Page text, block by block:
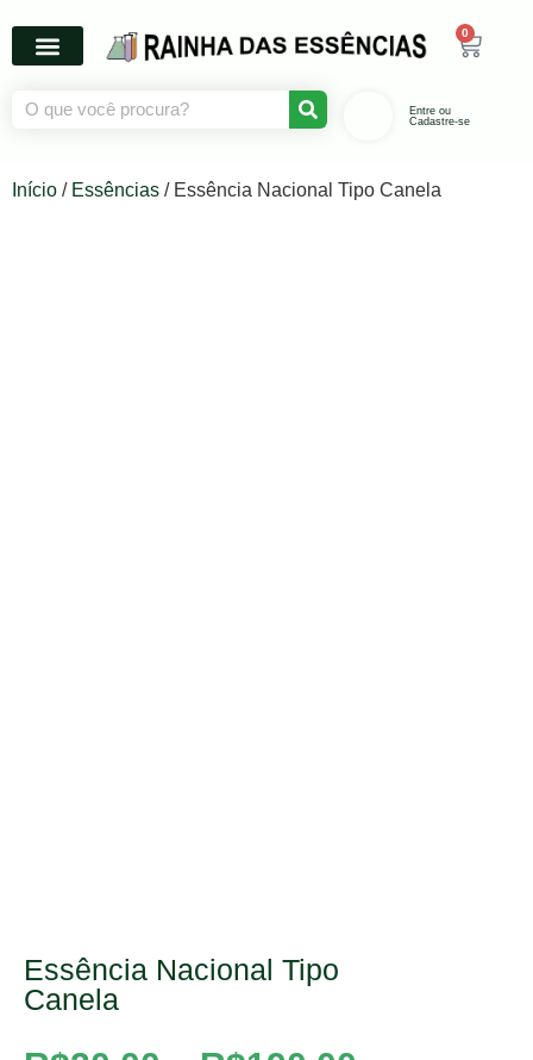
0
Entre ou
Cadastre-se
Início / Essências / Essência Nacional Tipo Canela
Essência Nacional Tipo
Canela